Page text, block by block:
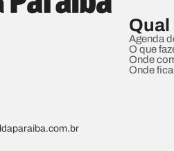
Qual
Agenda
O que
Onde
Onde